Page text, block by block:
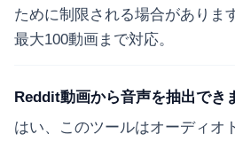
ために制限される場合がありま
最大100動画まで対応。
Reddit動画から音声を抽出でき
はい、このツールはオーディオ